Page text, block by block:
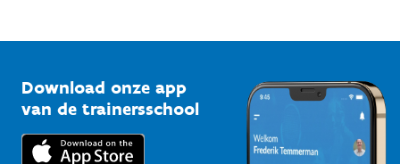
Bedrijven
Trainers en begeleiders
Vlaamse Trainersschool
Kennisplatform
Downloads
Voor de pers
Download onze app
van de trainersschool